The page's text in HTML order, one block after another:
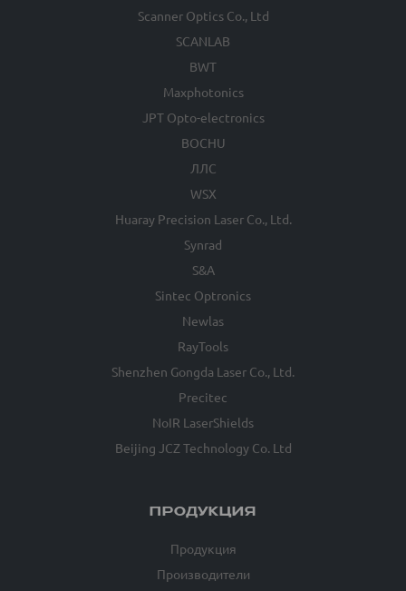
Scanner Optics Co., Ltd
SCANLAB
BWT
Maxphotonics
JPT Opto-electronics
BOCHU
ЛЛС
WSX
Huaray Precision Laser Co., Ltd.
Synrad
S&A
Sintec Optronics
Newlas
RayTools
Shenzhen Gongda Laser Co., Ltd.
Precitec
NoIR LaserShields
Beijing JCZ Technology Co. Ltd
ПРОДУКЦИЯ
Продукция
Производители